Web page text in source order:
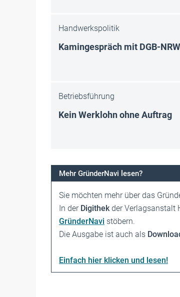
Handwerkspolitik
Kamingespräch mit DGB-
Betriebsführung
Kein Werklohn ohne Auftrag
Mehr GründerNavi lesen?
Sie möchten mehr über das
In der Digithek der Verlagsanstalt
GründerNavi stöbern.
Die Ausgabe ist auch als
Einfach hier klicken und lesen!